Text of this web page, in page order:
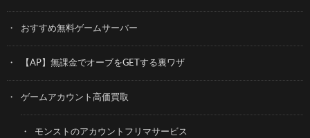
おすすめ無料ゲームサーバー
【AP】無課金でオーブをGETする裏ワザ
ゲームアカウント高価買取
モンストのアカウントフリマサービス